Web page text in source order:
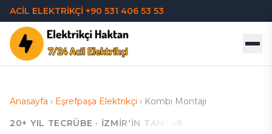
ACİL ELEKTRİKÇİ +90 531 406 53 53
Anasayfa › Eşrefpaşa Elektrikçi › Kombi Montajı
20+ YIL TECRÜBE · İZMIR'IN TAMAMI